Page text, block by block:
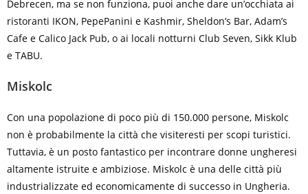
Debrecen, ma se non funziona, puoi anche dare un’occhiata ai
ristoranti IKON, PepePanini e Kashmir, Sheldon’s Bar, Adam’s
Cafe e Calico Jack Pub, o ai locali notturni Club Seven, Sikk Klub
e TABU.
Miskolc
Con una popolazione di poco più di 150.000 persone, Miskolc
non è probabilmente la città che visiteresti per scopi turistici.
Tuttavia, è un posto fantastico per incontrare donne ungheresi
altamente istruite e ambiziose. Miskolc è una delle città più
industrializzate ed economicamente di successo in Ungheria.